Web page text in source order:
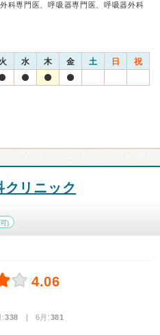
科専門医、呼吸器専門医、呼吸器外科
火 水 木 金 土 日 祝
クリニック
)
4.06
:338 | 6月:381